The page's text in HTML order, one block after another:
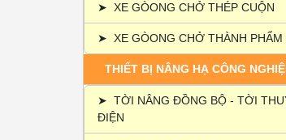
➤ XE GÒONG CHỞ THÉP CUỘN
➤ XE GÒONG CHỞ THÀNH PHẨM
THIẾT BỊ NÂNG HẠ CÔNG
➤ TỜI NÂNG ĐỒNG BỘ - TỜI
ĐIỆN